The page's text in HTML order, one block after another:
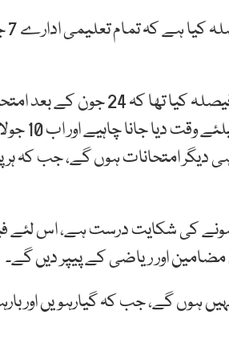
اپنی بات جاری رکھتے ہوئے انہوں نے کہا کہ پہلے ہم
لیکن اب فیصلہ
دیگر امتحانات ہوں گے، جب کہ
ہونے کی شکایت درست ہے، اس لئے
اور ریاضی کے پیپر دیں گے۔
ہوں گے، جب کہ گیارہویں اور